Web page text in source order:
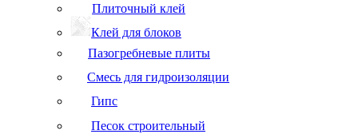
Плиточный клей
Клей для блоков
Пазогребневые плиты
Смесь для гидроизоляции
Гипс
Песок строительный